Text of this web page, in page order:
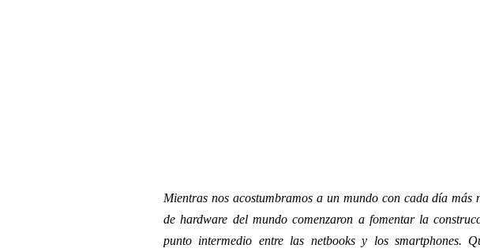
Mientras nos acostumbramos a un mundo con cada día más
de hardware del mundo comenzaron a fomentar la
punto intermedio entre las netbooks y los smartphones.